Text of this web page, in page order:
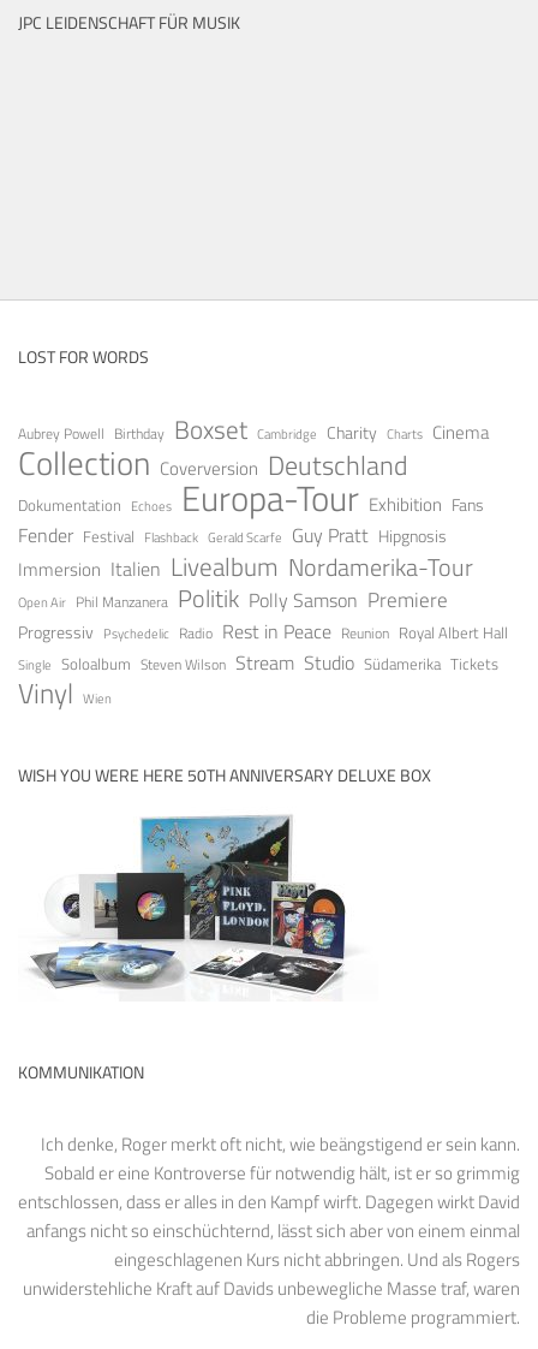
JPC LEIDENSCHAFT FÜR MUSIK
LOST FOR WORDS
Aubrey Powell Birthday Boxset Cambridge Charity Charts Cinema
Collection Coverversion Deutschland
Dokumentation Echoes Europa-Tour Exhibition Fans
Fender Festival Flashback Gerald Scarfe Guy Pratt Hipgnosis
Immersion Italien Livealbum Nordamerika-Tour
Open Air Phil Manzanera Politik Polly Samson Premiere
Progressiv Psychedelic Radio Rest in Peace Reunion Royal Albert Hall
Single Soloalbum Steven Wilson Stream Studio Südamerika Tickets
Vinyl Wien
WISH YOU WERE HERE 50TH ANNIVERSARY DELUXE BOX
KOMMUNIKATION
Ich denke, Roger merkt oft nicht, wie beängstigend er sein kann.
Sobald er eine Kontroverse für notwendig hält, ist er so grimmig
entschlossen, dass er alles in den Kampf wirft. Dagegen wirkt David
anfangs nicht so einschüchternd, lässt sich aber von einem einmal
eingeschlagenen Kurs nicht abbringen. Und als Rogers
unwiderstehliche Kraft auf Davids unbewegliche Masse traf, waren
die Probleme programmiert.